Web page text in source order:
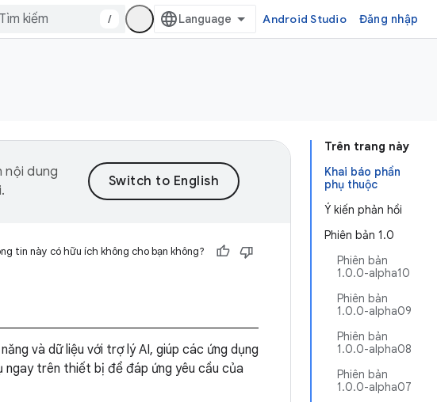
/ Android Studio Đăng nhập
Trên trang này
Khai báo phần
phụ thuộc
Ý kiến phản hồi
Phiên bản 1.0
Phiên bản
1.0.0-alpha10
Phiên bản
1.0.0-alpha09
Phiên bản
1.0.0-alpha08
Phiên bản
1.0.0-alpha07
nội dung
tin này có hữu ích không cho bạn không?
và dữ liệu với trợ lý AI, giúp các ứng dụng
trên thiết bị để đáp ứng yêu cầu của